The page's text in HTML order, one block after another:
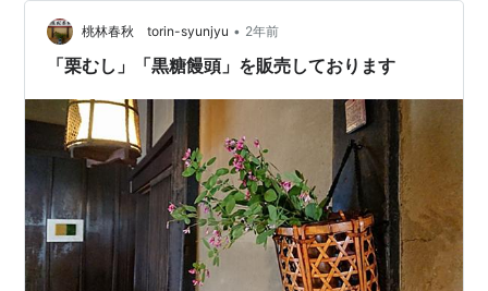
桃林春秋 torin-syunjyu • 2年前
「栗むし」「黒糖饅頭」を販売しております